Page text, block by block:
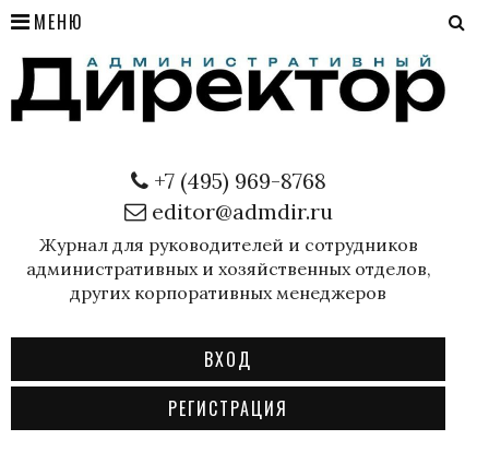
МЕНЮ
+7 (495) 969-8768
editor@admdir.ru
Журнал для руководителей и сотрудников
административных и хозяйственных отделов,
других корпоративных менеджеров
ВХОД
РЕГИСТРАЦИЯ